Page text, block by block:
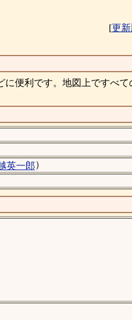
[更
便利です。地図上ですべ
英一郎）